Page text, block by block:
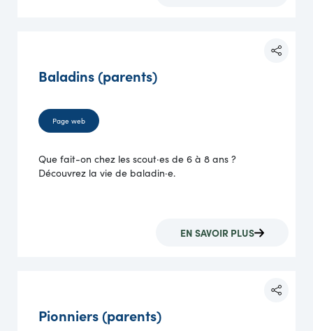
Baladins (parents)
Page web
Que fait-on chez les scout·es de 6 à 8 ans ?
Découvrez la vie de baladin·e.
EN SAVOIR PLUS
Pionniers (parents)